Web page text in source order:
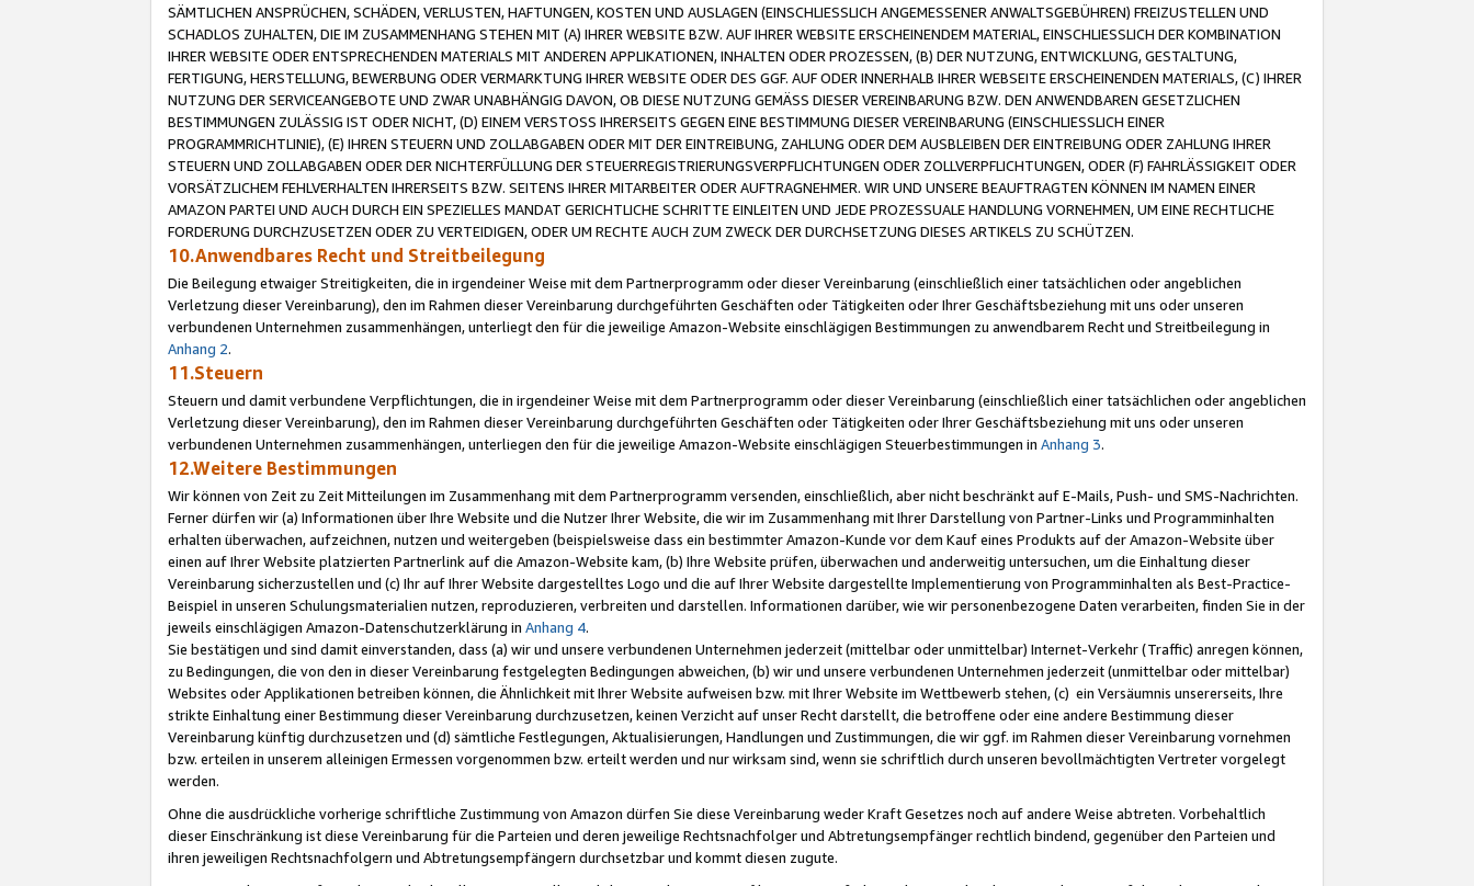
SÄMTLICHEN ANSPRÜCHEN, SCHÄDEN, VERLUSTEN, HAFTUNGEN, KOSTEN UND AUSLAGEN (EINSCHLIESSLICH ANGEMESSENER ANWALTSGEBÜHREN) FREIZUSTELLEN UND
SCHADLOS ZUHALTEN, DIE IM ZUSAMMENHANG STEHEN MIT (A) IHRER WEBSITE BZW. AUF IHRER WEBSITE ERSCHEINENDEM MATERIAL, EINSCHLIESSLICH DER KOMBINATION
IHRER WEBSITE ODER ENTSPRECHENDEN MATERIALS MIT ANDEREN APPLIKATIONEN, INHALTEN ODER PROZESSEN, (B) DER NUTZUNG, ENTWICKLUNG, GESTALTUNG,
FERTIGUNG, HERSTELLUNG, BEWERBUNG ODER VERMARKTUNG IHRER WEBSITE ODER DES GGF. AUF ODER INNERHALB IHRER WEBSEITE ERSCHEINENDEN MATERIALS, (C) IHRER
NUTZUNG DER SERVICEANGEBOTE UND ZWAR UNABHÄNGIG DAVON, OB DIESE NUTZUNG GEMÄSS DIESER VEREINBARUNG BZW. DEN ANWENDBAREN GESETZLICHEN
BESTIMMUNGEN ZULÄSSIG IST ODER NICHT, (D) EINEM VERSTOSS IHRERSEITS GEGEN EINE BESTIMMUNG DIESER VEREINBARUNG (EINSCHLIESSLICH EINER
PROGRAMMRICHTLINIE), (E) IHREN STEUERN UND ZOLLABGABEN ODER MIT DER EINTREIBUNG, ZAHLUNG ODER DEM AUSBLEIBEN DER EINTREIBUNG ODER ZAHLUNG IHRER
STEUERN UND ZOLLABGABEN ODER DER NICHTERFÜLLUNG DER STEUERREGISTRIERUNGSVERPFLICHTUNGEN ODER ZOLLVERPFLICHTUNGEN, ODER (F) FAHRLÄSSIGKEIT ODER
VORSÄTZLICHEM FEHLVERHALTEN IHRERSEITS BZW. SEITENS IHRER MITARBEITER ODER AUFTRAGNEHMER. WIR UND UNSERE BEAUFTRAGTEN KÖNNEN IM NAMEN EINER
AMAZON PARTEI UND AUCH DURCH EIN SPEZIELLES MANDAT GERICHTLICHE SCHRITTE EINLEITEN UND JEDE PROZESSUALE HANDLUNG VORNEHMEN, UM EINE RECHTLICHE
FORDERUNG DURCHZUSETZEN ODER ZU VERTEIDIGEN, ODER UM RECHTE AUCH ZUM ZWECK DER DURCHSETZUNG DIESES ARTIKELS ZU SCHÜTZEN.
10.Anwendbares Recht und Streitbeilegung
Die Beilegung etwaiger Streitigkeiten, die in irgendeiner Weise mit dem Partnerprogramm oder dieser Vereinbarung (einschließlich einer tatsächlichen oder angeblichen
Verletzung dieser Vereinbarung), den im Rahmen dieser Vereinbarung durchgeführten Geschäften oder Tätigkeiten oder Ihrer Geschäftsbeziehung mit uns oder unseren
verbundenen Unternehmen zusammenhängen, unterliegt den für die jeweilige Amazon-Website einschlägigen Bestimmungen zu anwendbarem Recht und Streitbeilegung in
Anhang 2.
11.Steuern
Steuern und damit verbundene Verpflichtungen, die in irgendeiner Weise mit dem Partnerprogramm oder dieser Vereinbarung (einschließlich einer tatsächlichen oder angeblichen
Verletzung dieser Vereinbarung), den im Rahmen dieser Vereinbarung durchgeführten Geschäften oder Tätigkeiten oder Ihrer Geschäftsbeziehung mit uns oder unseren
verbundenen Unternehmen zusammenhängen, unterliegen den für die jeweilige Amazon-Website einschlägigen Steuerbestimmungen in Anhang 3.
12.Weitere Bestimmungen
Wir können von Zeit zu Zeit Mitteilungen im Zusammenhang mit dem Partnerprogramm versenden, einschließlich, aber nicht beschränkt auf E-Mails, Push- und SMS-Nachrichten.
Ferner dürfen wir (a) Informationen über Ihre Website und die Nutzer Ihrer Website, die wir im Zusammenhang mit Ihrer Darstellung von Partner-Links und Programminhalten
erhalten überwachen, aufzeichnen, nutzen und weitergeben (beispielsweise dass ein bestimmter Amazon-Kunde vor dem Kauf eines Produkts auf der Amazon-Website über
einen auf Ihrer Website platzierten Partnerlink auf die Amazon-Website kam, (b) Ihre Website prüfen, überwachen und anderweitig untersuchen, um die Einhaltung dieser
Vereinbarung sicherzustellen und (c) Ihr auf Ihrer Website dargestelltes Logo und die auf Ihrer Website dargestellte Implementierung von Programminhalten als Best-Practice-
Beispiel in unseren Schulungsmaterialien nutzen, reproduzieren, verbreiten und darstellen. Informationen darüber, wie wir personenbezogene Daten verarbeiten, finden Sie in der
jeweils einschlägigen Amazon-Datenschutzerklärung in Anhang 4.
Sie bestätigen und sind damit einverstanden, dass (a) wir und unsere verbundenen Unternehmen jederzeit (mittelbar oder unmittelbar) Internet-Verkehr (Traffic) anregen können,
zu Bedingungen, die von den in dieser Vereinbarung festgelegten Bedingungen abweichen, (b) wir und unsere verbundenen Unternehmen jederzeit (unmittelbar oder mittelbar)
Websites oder Applikationen betreiben können, die Ähnlichkeit mit Ihrer Website aufweisen bzw. mit Ihrer Website im Wettbewerb stehen, (c) ein Versäumnis unsererseits, Ihre
strikte Einhaltung einer Bestimmung dieser Vereinbarung durchzusetzen, keinen Verzicht auf unser Recht darstellt, die betroffene oder eine andere Bestimmung dieser
Vereinbarung künftig durchzusetzen und (d) sämtliche Festlegungen, Aktualisierungen, Handlungen und Zustimmungen, die wir ggf. im Rahmen dieser Vereinbarung vornehmen
bzw. erteilen in unserem alleinigen Ermessen vorgenommen bzw. erteilt werden und nur wirksam sind, wenn sie schriftlich durch unseren bevollmächtigten Vertreter vorgelegt
werden.
Ohne die ausdrückliche vorherige schriftliche Zustimmung von Amazon dürfen Sie diese Vereinbarung weder Kraft Gesetzes noch auf andere Weise abtreten. Vorbehaltlich
dieser Einschränkung ist diese Vereinbarung für die Parteien und deren jeweilige Rechtsnachfolger und Abtretungsempfänger rechtlich bindend, gegenüber den Parteien und
ihren jeweiligen Rechtsnachfolgern und Abtretungsempfängern durchsetzbar und kommt diesen zugute.